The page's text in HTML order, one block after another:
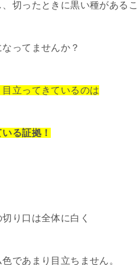
切ったときに黒い種がある
ってませんか？
目立ってきているのは
る証拠！
り口は全体に白く
であまり目立ちません。